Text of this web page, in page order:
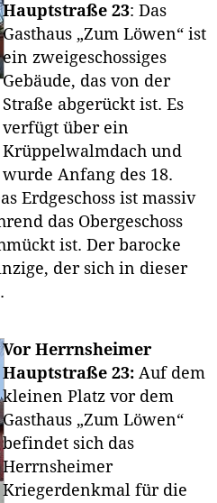
Hauptstraße 23: Das
Gasthaus „Zum Löwen“ ist
ein zweigeschossiges
Gebäude, das von der
Straße abgerückt ist. Es
verfügt über ein
Krüppelwalmdach und
wurde Anfang des 18.
Erdgeschoss ist massiv
das Obergeschoss
ist. Der barocke
der sich in dieser
Vor Herrnsheimer
Hauptstraße 23: Auf dem
kleinen Platz vor dem
Gasthaus „Zum Löwen“
befindet sich das
Herrnsheimer
Kriegerdenkmal für die